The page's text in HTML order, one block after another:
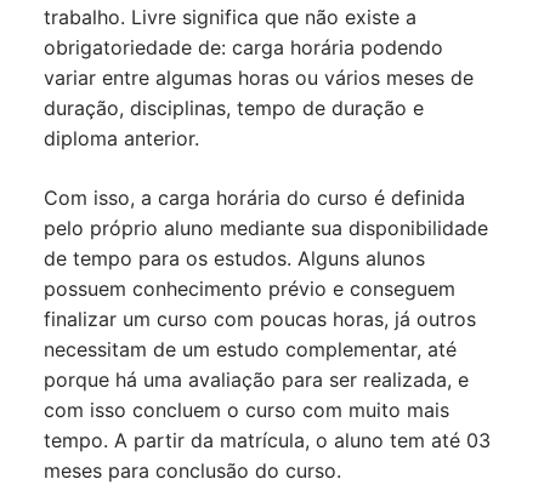
trabalho. Livre significa que não existe a
obrigatoriedade de: carga horária podendo
variar entre algumas horas ou vários meses de
duração, disciplinas, tempo de duração e
diploma anterior.
Com isso, a carga horária do curso é definida
pelo próprio aluno mediante sua disponibilidade
de tempo para os estudos. Alguns alunos
possuem conhecimento prévio e conseguem
finalizar um curso com poucas horas, já outros
necessitam de um estudo complementar, até
porque há uma avaliação para ser realizada, e
com isso concluem o curso com muito mais
tempo. A partir da matrícula, o aluno tem até 03
meses para conclusão do curso.